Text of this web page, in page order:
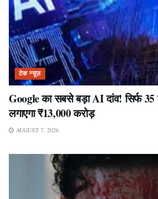
टेक न्यूज़
Google का सबसे बड़ा AI दांव! सिर्फ 35
लगाएगा ₹13,000 करोड़
AUGUST 7, 2026